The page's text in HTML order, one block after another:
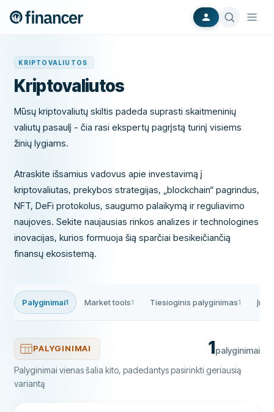
KRIPTOVALIUTOS
Kriptovaliutos
Mūsų kriptovaliutų skiltis padeda suprasti skaitmeninių
valiutų pasaulį - čia rasi ekspertų pagrįstą turinį visiems
žinių lygiams.
Atraskite išsamius vadovus apie investavimą į
kriptovaliutas, prekybos strategijas, „blockchain“ pagrindus,
NFT, DeFi protokolus, saugumo palaikymą ir reguliavimo
naujoves. Sekite naujausias rinkos analizes ir technologines
inovacijas, kurios formuoja šią sparčiai besikeičiančią
finansų ekosistemą.
Palyginimai1 Market tools1 Tiesioginis palyginimas1
PALYGINIMAI 1palyginimai
Palyginimai vienas šalia kito, padedantys pasirinkti geriausią
variantą